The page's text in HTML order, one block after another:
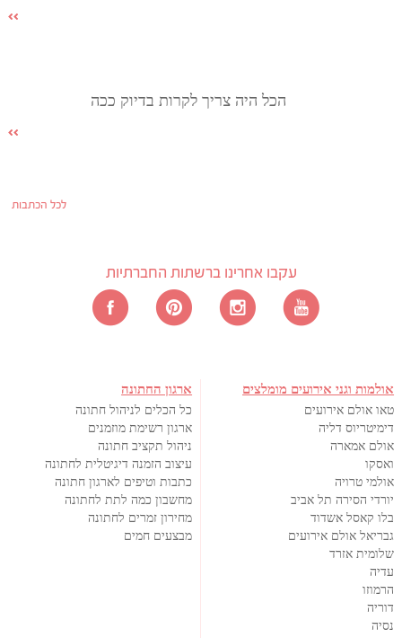
הכל היה צריך לקרות בדיוק ככה
לכל הכתבות
עקבו אחרינו ברשתות החברתיות
אולמות וגני אירועים מומלצים
טאו אולם אירועים
דימיטריוס דליה
אולם אמארה
ואסקו
אולמי טרויה
יורדי הסירה תל אביב
בלו קאסל אשדוד
גבריאל אולם אירועים
שלומית אזרד
עדיה
הרמוזו
דוריה
נסיה
ארגון החתונה
כל הכלים לניהול חתונה
ארגון רשימת מוזמנים
ניהול תקציב חתונה
עיצוב הזמנה דיגיטלית לחתונה
כתבות וטיפים לארגון חתונה
מחשבון כמה לתת לחתונה
מחירון זמרים לחתונה
מבצעים חמים